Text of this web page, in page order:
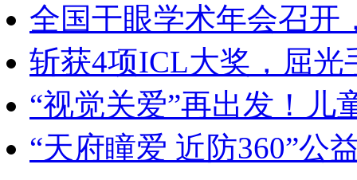
全国干眼学术年会召开
斩获4项ICL大奖，屈
“视觉关爱”再出发！儿
“天府瞳爱 近防360”公